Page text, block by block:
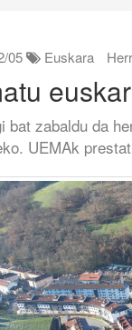
05 Euskara
bat zabaldu da
UEMAk